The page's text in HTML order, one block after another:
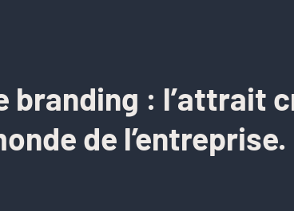
branding : l’attrait
de l’entreprise.